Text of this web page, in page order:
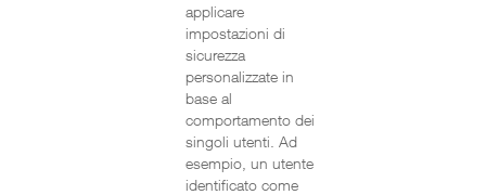
applicare
impostazioni di
sicurezza
personalizzate in
base al
comportamento dei
singoli utenti. Ad
esempio, un utente
identificato come